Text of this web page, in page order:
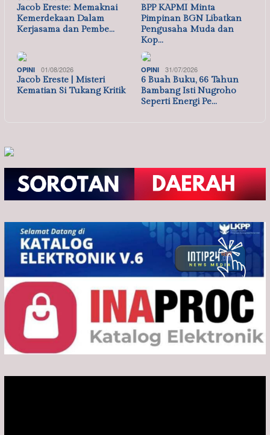
Jacob Ereste: Memaknai
Kemerdekaan Dalam
Kerjasama dan Pembe…
BPP KAPMI Minta
Pimpinan BGN Libatkan
Pengusaha Muda dan
Kop…
OPINI 01/08/2026
Jacob Ereste | Misteri
Kematian Si Tukang Kritik
OPINI 31/07/2026
6 Buah Buku, 66 Tahun
Bambang Isti Nugroho
Seperti Energi Pe…